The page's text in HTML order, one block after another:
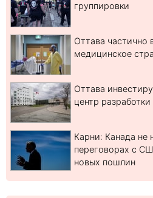
группировки
Оттава частично
медицинское
Оттава
центр
Карни: Канада не
переговорах с
новых пошлин